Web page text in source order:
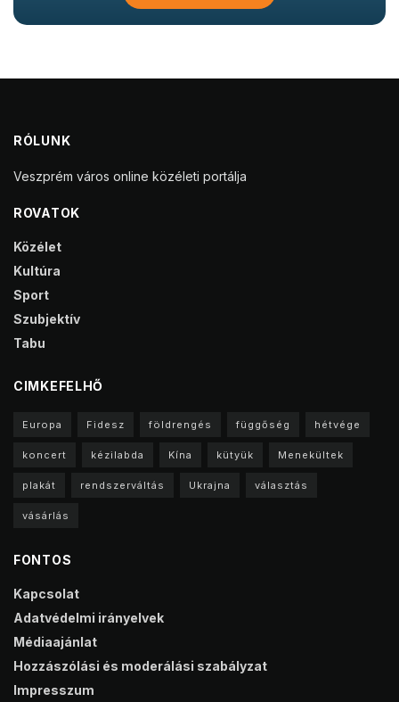
RÓLUNK
Veszprém város online közéleti portálja
ROVATOK
Közélet
Kultúra
Sport
Szubjektív
Tabu
CIMKEFELHŐ
Europa Fidesz földrengés függőség hétvége
koncert kézilabda Kína kütyük Menekültek
plakát rendszerváltás Ukrajna választás
vásárlás
FONTOS
Kapcsolat
Adatvédelmi irányelvek
Médiaajánlat
Hozzászólási és moderálási szabályzat
Impresszum